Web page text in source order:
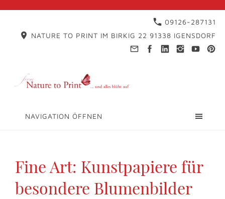
09126-287131
NATURE TO PRINT IM BIRKIG 22 91338 IGENSDORF
NAVIGATION ÖFFNEN
Fine Art: Kunstpapiere für
besondere Blumenbilder